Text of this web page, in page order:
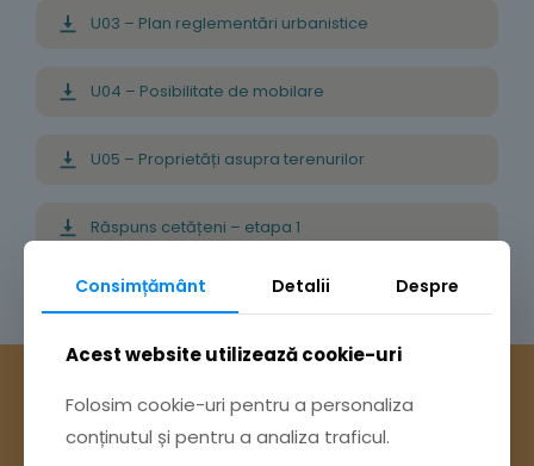
U03 – Plan reglementări urbanistice
U04 – Posibilitate de mobilare
U05 – Proprietăți asupra terenurilor
Răspuns cetățeni – etapa 1
Răspuns cetățeni – etapa 2
Consimțământ Detalii Despre
Acest website utilizează cookie-uri
Folosim cookie-uri pentru a personaliza
conținutul și pentru a analiza traficul.